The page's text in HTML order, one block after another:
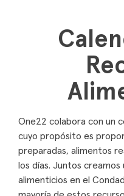
One22 colabora con un
cuyo propósito es
preparadas, alimentos
los días. Juntos
alimenticios en el